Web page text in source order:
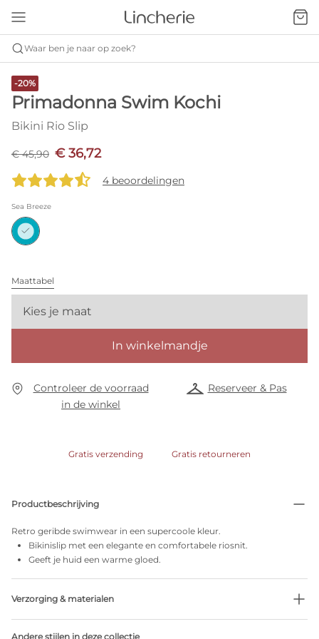
Waar ben je naar op zoek?
-20%
Primadonna Swim Kochi
Bikini Rio Slip
€ 45,90 € 36,72
4 beoordelingen
Sea Breeze
Maattabel
Kies je maat
In winkelmandje
Controleer de voorraad
in de winkel
Reserveer & Pas
Gratis verzending Gratis retourneren
Productbeschrijving
Retro geribde swimwear in een supercoole kleur.
Bikinislip met een elegante en comfortabele riosnit.
Geeft je huid een warme gloed.
Verzorging & materialen
Andere stijlen in deze collectie